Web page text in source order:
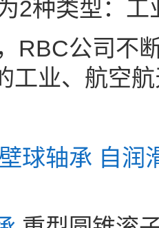
2种类型：工
RBC公司不
工业、航空
球轴承 自润